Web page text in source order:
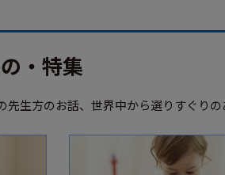
・特集
先生方のお話、世界中から選りすぐり